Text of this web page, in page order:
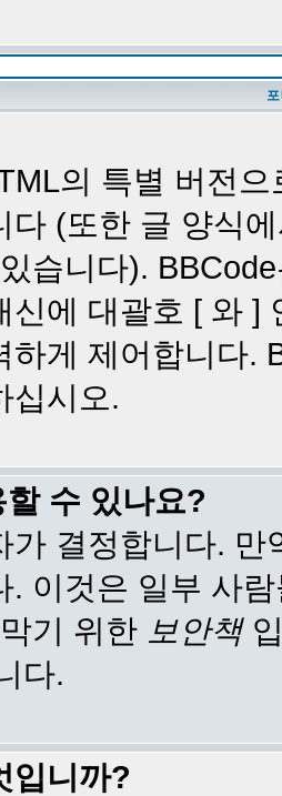
의 특별 버전
다 (또한 글 양식
습니다).
신에 대괄호 [ 와 ]
하게 제어합니다.
십시오.
수 있나요?
가 결정합니다.
. 이것은 일부 사
기 위한 보안책
다.
입니까?